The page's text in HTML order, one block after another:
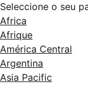
Seleccione o seu
Africa
Afrique
América Central
Argentina
Asia Pacific